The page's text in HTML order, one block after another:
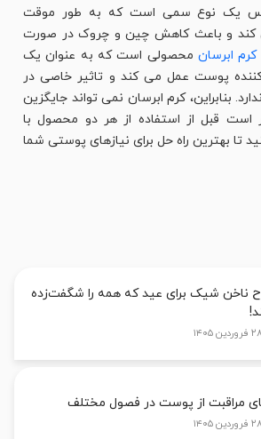
یک نوع سمی است که به طور موقت
کند و باعث کاهش چین و چروک در صورت
کرم ابرسان محصولی است که به عنوان یک
پوست عمل می کند و تاثیر خاصی در
بنابراین، کرم ابرسان نمی تواند جایگزین
است قبل از استفاده از هر دو محصول با
بهترین راه حل برای نیازهای پوستی شما
طرح ناخن شیک برای عید که همه را شگفت‌زده
مراقبت از پوست در فصول مختلف